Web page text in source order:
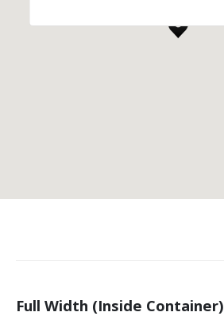
Full Width (Inside Container)